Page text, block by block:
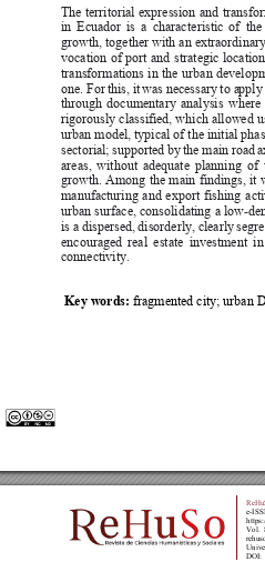
The territorial expression and
in Ecuador is a characteristic of the
growth, together with an
vocation of port and strategic
transformations in the urban
one. For this, it was necessary to a
through documentary analysis where
rigorously classified, which allowed
urban model, typical of the initial
sectorial; supported by the main road
areas, without adequate planning of
growth. Among the main findings, it
manufacturing and export fishing
urban surface, consolidating a low-
is a dispersed, disorderly, clearly
encouraged real estate investment
connectivity.
Key words: fragmented city; urban
e-
Vol.
DOI: